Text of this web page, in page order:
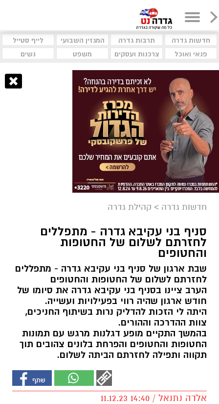
חדשות גדרה תרבות גדרה המגזין השבועי
לייף סטייל
פנאי ואוכל
צרכנות ועסקים משפט נשים
חדשות גדרה > קהילת גדרה
סניף בני עקיבא גדרה - מתפללים
לחזרתם לשלום של החטופות
והחטופים
שבת ארגון של סניף בני עקיבא גדרה - מתפללים
לחזרתם לשלום של החטופות והחטופים
הערב ציינו בסניף בני עקיבא גדרה את סיומו של
חודש ארגון שהיה רווי בפעילויות ועשייה.
היתה לי הזכות להדליק נרות בשיתוף החניכים,
צוות ההדרכה וההורים.
בהמשך התקיים מופע דגלנות מרגש עם תמונות
החטופות והחטופים והפרחת בלונים צהובים תוך
תקווה ותפילה לחזרתם הביתה לשלום.
אלדה נתנאל / 14:40 11.12.23